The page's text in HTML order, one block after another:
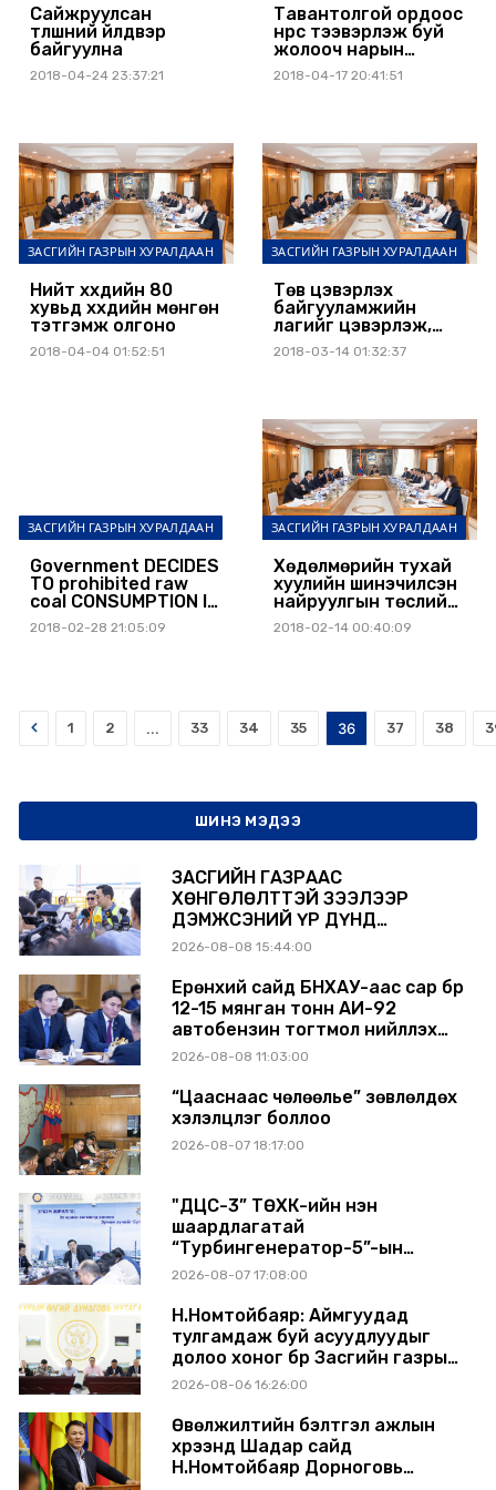
Сайжруулсан
түлшний үйлдвэр
байгуулна
2018-04-24 23:37:21
Тавантолгой ордоос
нүүрс тээвэрлэж буй
жолооч нарын
нийгмийн асуудлыг
шийдлээ
2018-04-17 20:41:51
ЗАСГИЙН ГАЗРЫН ХУРАЛДААН
Нийт хүүхдийн 80
хувьд хүүхдийн мөнгөн
тэтгэмж олгоно
2018-04-04 01:52:51
ЗАСГИЙН ГАЗРЫН ХУРАЛДААН
Төв цэвэрлэх
байгууламжийн
лагийг цэвэрлэж,
үнэрийг дарна
2018-03-14 01:32:37
ЗАСГИЙН ГАЗРЫН ХУРАЛДААН
Government DECIDES
TO prohibited raw
coal CONSUMPTION IN
2019
2018-02-28 21:05:09
ЗАСГИЙН ГАЗРЫН ХУРАЛДААН
Хөдөлмөрийн тухай
хуулийн шинэчилсэн
найруулгын төслийг
УИХ-д өргөн мэдүүлнэ
2018-02-14 00:40:09
Prev 1 2 ... 33 34 35 36 37 38
ШИНЭ МЭДЭЭ
ЗАСГИЙН ГАЗРААС
ХӨНГӨЛӨЛТТЭЙ ЗЭЭЛЭЭР
ДЭМЖСЭНИЙ ҮР ДҮНД
ШАТАХУУН ХАДГАЛАХ САВНУУД
БАЙНА
2026-08-08 15:44:00
Ерөнхий сайд БНХАУ-аас сар бүр
12-15 мянган тонн АИ-92
автобензин тогтмол нийлүүлэх
хүсэлт тавилаа
2026-08-08 11:03:00
“Цааснаас чөлөөлье” зөвлөлдөх
хэлэлцүүлэг боллоо
2026-08-07 18:17:00
"ДЦС-3” ТӨХК-ийн нэн
шаардлагатай
“Турбингенератор-5”-ын
шинэчлэлийн төсвийг
2026-08-07 17:08:00
Н.Номтойбаяр: Аймгуудад
тулгамдаж буй асуудлуудыг
долоо хоног бүр Засгийн газрын
хуралдаанд танилцуулж,
2026-08-06 16:26:00
Өвөлжилтийн бэлтгэл ажлын
хүрээнд Шадар сайд
Н.Номтойбаяр Дорноговь